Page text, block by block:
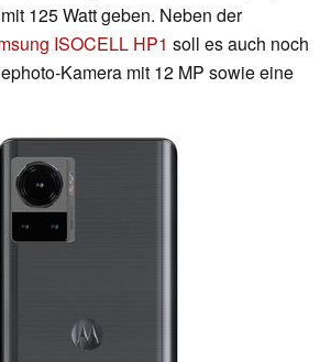
125 Watt geben. Neben der
ISOCELL HP1 soll es auch noch
Kamera mit 12 MP sowie eine